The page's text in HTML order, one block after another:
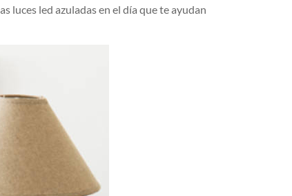
luces led azuladas en el día que te ayudan